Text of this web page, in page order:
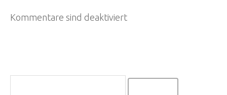
Kommentare sind deaktiviert